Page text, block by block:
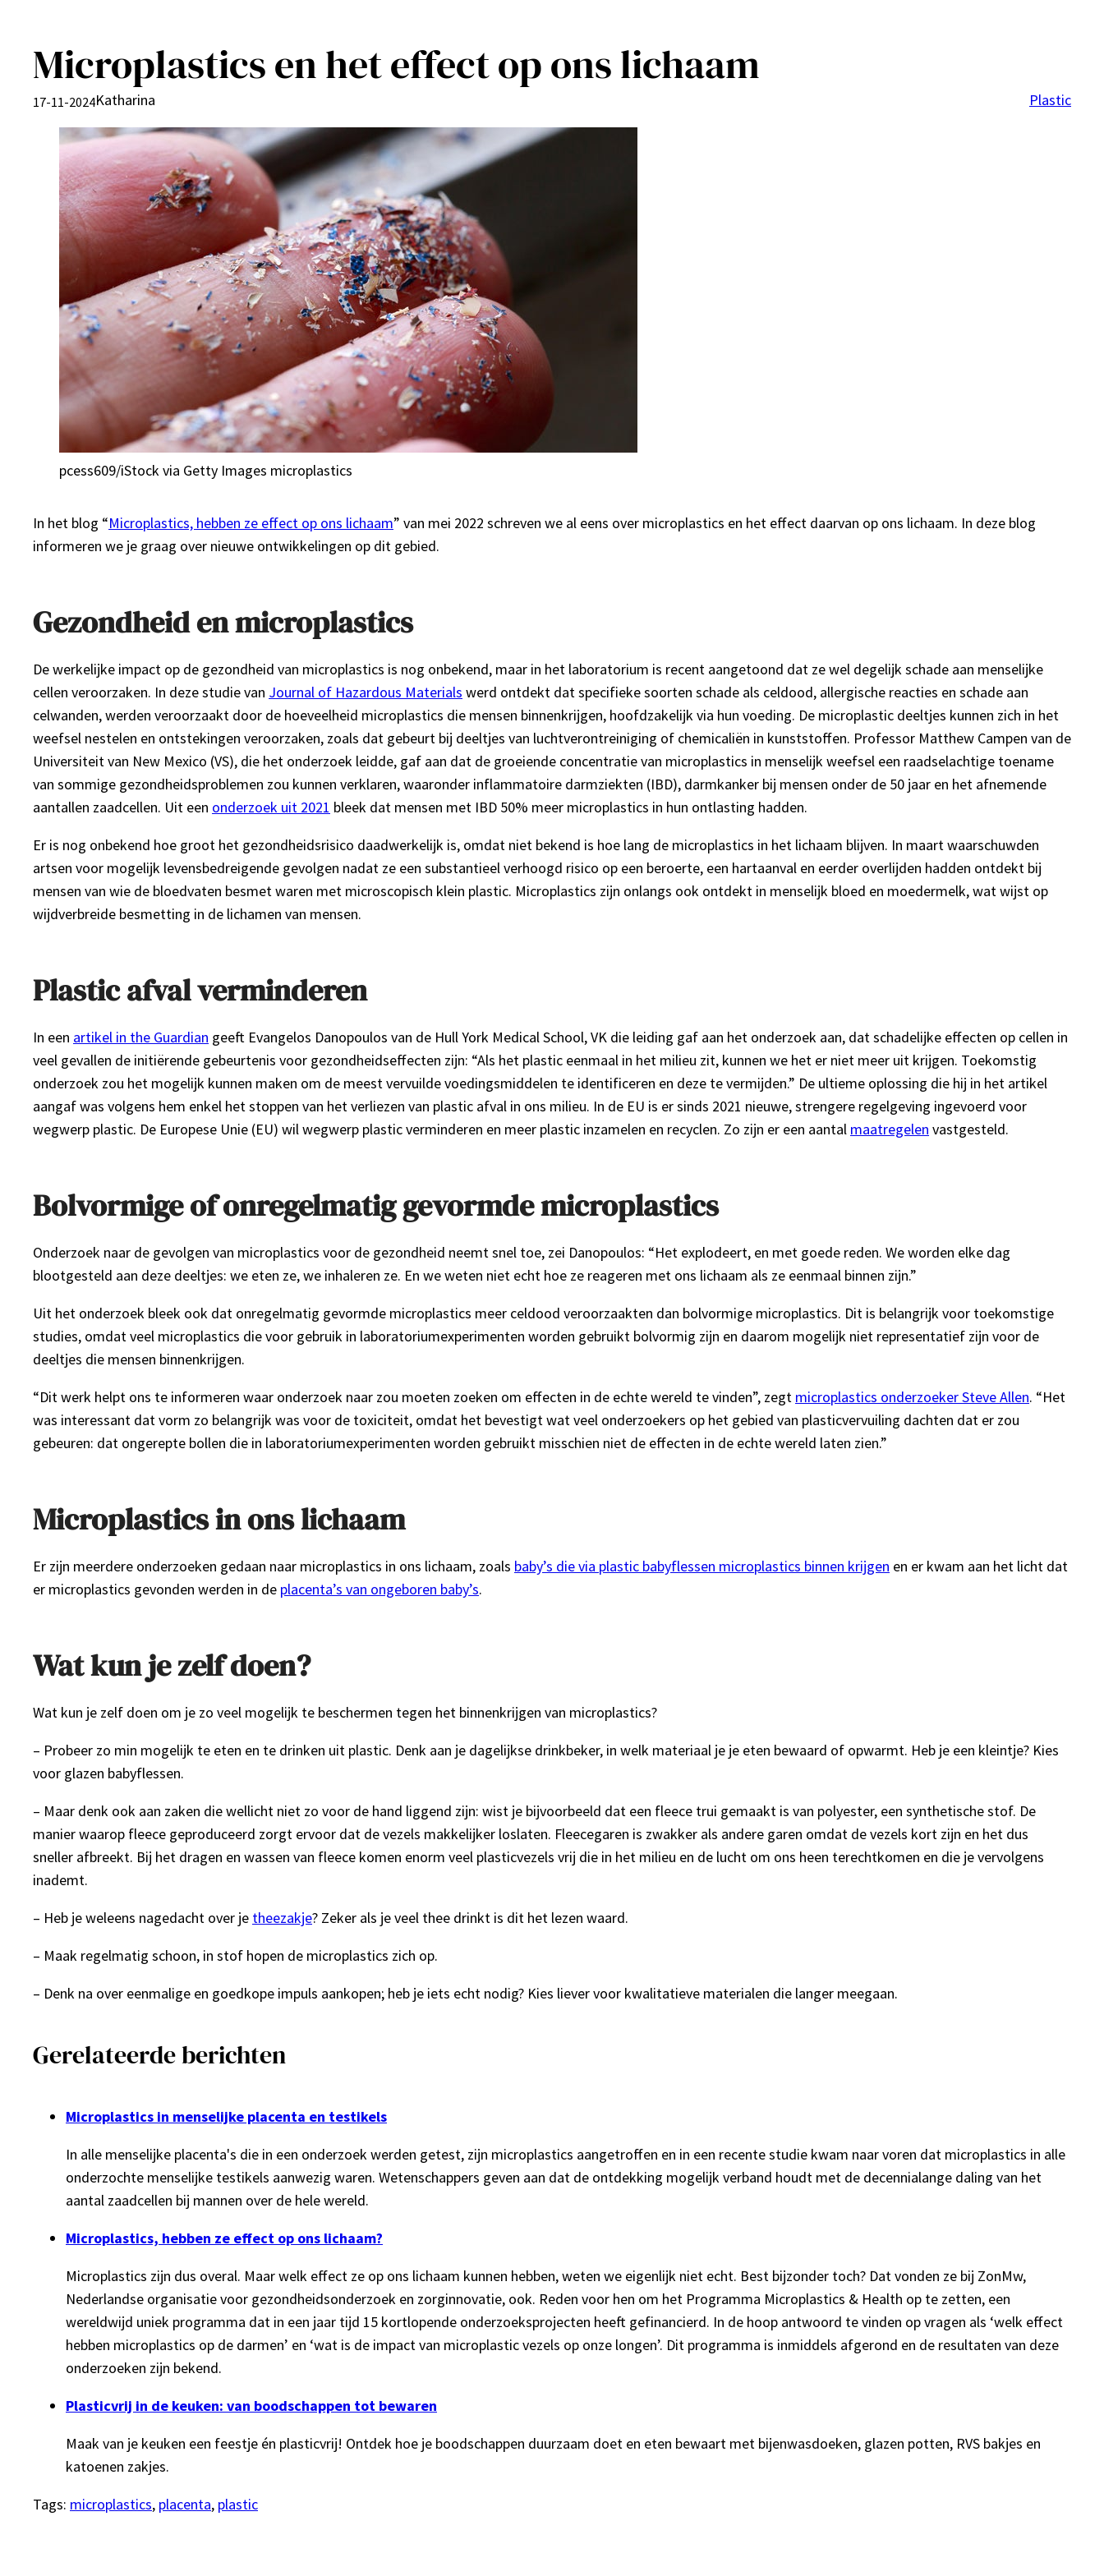
Microplastics en het effect op ons lichaam
17-11-2024Katharina Plastic
pcess609/iStock via Getty Images microplastics
In het blog “Microplastics, hebben ze effect op ons lichaam” van mei 2022 schreven we al eens over microplastics en het effect daarvan op ons lichaam. In deze blog
informeren we je graag over nieuwe ontwikkelingen op dit gebied.
Gezondheid en microplastics
De werkelijke impact op de gezondheid van microplastics is nog onbekend, maar in het laboratorium is recent aangetoond dat ze wel degelijk schade aan menselijke
cellen veroorzaken. In deze studie van Journal of Hazardous Materials werd ontdekt dat specifieke soorten schade als celdood, allergische reacties en schade aan
celwanden, werden veroorzaakt door de hoeveelheid microplastics die mensen binnenkrijgen, hoofdzakelijk via hun voeding. De microplastic deeltjes kunnen zich in het
weefsel nestelen en ontstekingen veroorzaken, zoals dat gebeurt bij deeltjes van luchtverontreiniging of chemicaliën in kunststoffen. Professor Matthew Campen van de
Universiteit van New Mexico (VS), die het onderzoek leidde, gaf aan dat de groeiende concentratie van microplastics in menselijk weefsel een raadselachtige toename
van sommige gezondheidsproblemen zou kunnen verklaren, waaronder inflammatoire darmziekten (IBD), darmkanker bij mensen onder de 50 jaar en het afnemende
aantallen zaadcellen. Uit een onderzoek uit 2021 bleek dat mensen met IBD 50% meer microplastics in hun ontlasting hadden.
Er is nog onbekend hoe groot het gezondheidsrisico daadwerkelijk is, omdat niet bekend is hoe lang de microplastics in het lichaam blijven. In maart waarschuwden
artsen voor mogelijk levensbedreigende gevolgen nadat ze een substantieel verhoogd risico op een beroerte, een hartaanval en eerder overlijden hadden ontdekt bij
mensen van wie de bloedvaten besmet waren met microscopisch klein plastic. Microplastics zijn onlangs ook ontdekt in menselijk bloed en moedermelk, wat wijst op
wijdverbreide besmetting in de lichamen van mensen.
Plastic afval verminderen
In een artikel in the Guardian geeft Evangelos Danopoulos van de Hull York Medical School, VK die leiding gaf aan het onderzoek aan, dat schadelijke effecten op cellen in
veel gevallen de initiërende gebeurtenis voor gezondheidseffecten zijn: “Als het plastic eenmaal in het milieu zit, kunnen we het er niet meer uit krijgen. Toekomstig
onderzoek zou het mogelijk kunnen maken om de meest vervuilde voedingsmiddelen te identificeren en deze te vermijden.” De ultieme oplossing die hij in het artikel
aangaf was volgens hem enkel het stoppen van het verliezen van plastic afval in ons milieu. In de EU is er sinds 2021 nieuwe, strengere regelgeving ingevoerd voor
wegwerp plastic. De Europese Unie (EU) wil wegwerp plastic verminderen en meer plastic inzamelen en recyclen. Zo zijn er een aantal maatregelen vastgesteld.
Bolvormige of onregelmatig gevormde microplastics
Onderzoek naar de gevolgen van microplastics voor de gezondheid neemt snel toe, zei Danopoulos: “Het explodeert, en met goede reden. We worden elke dag
blootgesteld aan deze deeltjes: we eten ze, we inhaleren ze. En we weten niet echt hoe ze reageren met ons lichaam als ze eenmaal binnen zijn.”
Uit het onderzoek bleek ook dat onregelmatig gevormde microplastics meer celdood veroorzaakten dan bolvormige microplastics. Dit is belangrijk voor toekomstige
studies, omdat veel microplastics die voor gebruik in laboratoriumexperimenten worden gebruikt bolvormig zijn en daarom mogelijk niet representatief zijn voor de
deeltjes die mensen binnenkrijgen.
“Dit werk helpt ons te informeren waar onderzoek naar zou moeten zoeken om effecten in de echte wereld te vinden”, zegt microplastics onderzoeker Steve Allen. “Het
was interessant dat vorm zo belangrijk was voor de toxiciteit, omdat het bevestigt wat veel onderzoekers op het gebied van plasticvervuiling dachten dat er zou
gebeuren: dat ongerepte bollen die in laboratoriumexperimenten worden gebruikt misschien niet de effecten in de echte wereld laten zien.”
Microplastics in ons lichaam
Er zijn meerdere onderzoeken gedaan naar microplastics in ons lichaam, zoals baby’s die via plastic babyflessen microplastics binnen krijgen en er kwam aan het licht dat
er microplastics gevonden werden in de placenta’s van ongeboren baby’s.
Wat kun je zelf doen?
Wat kun je zelf doen om je zo veel mogelijk te beschermen tegen het binnenkrijgen van microplastics?
– Probeer zo min mogelijk te eten en te drinken uit plastic. Denk aan je dagelijkse drinkbeker, in welk materiaal je je eten bewaard of opwarmt. Heb je een kleintje? Kies
voor glazen babyflessen.
– Maar denk ook aan zaken die wellicht niet zo voor de hand liggend zijn: wist je bijvoorbeeld dat een fleece trui gemaakt is van polyester, een synthetische stof. De
manier waarop fleece geproduceerd zorgt ervoor dat de vezels makkelijker loslaten. Fleecegaren is zwakker als andere garen omdat de vezels kort zijn en het dus
sneller afbreekt. Bij het dragen en wassen van fleece komen enorm veel plasticvezels vrij die in het milieu en de lucht om ons heen terechtkomen en die je vervolgens
inademt.
– Heb je weleens nagedacht over je theezakje? Zeker als je veel thee drinkt is dit het lezen waard.
– Maak regelmatig schoon, in stof hopen de microplastics zich op.
– Denk na over eenmalige en goedkope impuls aankopen; heb je iets echt nodig? Kies liever voor kwalitatieve materialen die langer meegaan.
Gerelateerde berichten
Microplastics in menselijke placenta en testikels
In alle menselijke placenta's die in een onderzoek werden getest, zijn microplastics aangetroffen en in een recente studie kwam naar voren dat microplastics in alle
onderzochte menselijke testikels aanwezig waren. Wetenschappers geven aan dat de ontdekking mogelijk verband houdt met de decennialange daling van het
aantal zaadcellen bij mannen over de hele wereld.
Microplastics, hebben ze effect op ons lichaam?
Microplastics zijn dus overal. Maar welk effect ze op ons lichaam kunnen hebben, weten we eigenlijk niet echt. Best bijzonder toch? Dat vonden ze bij ZonMw,
Nederlandse organisatie voor gezondheidsonderzoek en zorginnovatie, ook. Reden voor hen om het Programma Microplastics & Health op te zetten, een
wereldwijd uniek programma dat in een jaar tijd 15 kortlopende onderzoeksprojecten heeft gefinancierd. In de hoop antwoord te vinden op vragen als ‘welk effect
hebben microplastics op de darmen’ en ‘wat is de impact van microplastic vezels op onze longen’. Dit programma is inmiddels afgerond en de resultaten van deze
onderzoeken zijn bekend.
Plasticvrij in de keuken: van boodschappen tot bewaren
Maak van je keuken een feestje én plasticvrij! Ontdek hoe je boodschappen duurzaam doet en eten bewaart met bijenwasdoeken, glazen potten, RVS bakjes en
katoenen zakjes.
Tags: microplastics, placenta, plastic